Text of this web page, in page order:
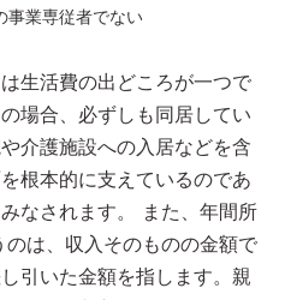
事業専従者でない
生活費の出どころが一つで
場合、必ずしも同居してい
介護施設への入居などを含
根本的に支えているのであ
なされます。 また、年間所
は、収入そのものの金額で
引いた金額を指します。親